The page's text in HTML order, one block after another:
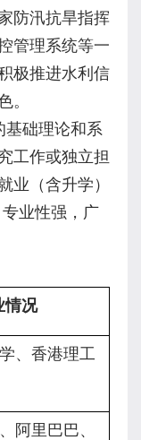
防汛抗旱指挥
管理系统等一
极推进水利信
。
基础理论和系
工作或独立担
业（含升学）
专业性强，广
情况
、香港理工
阿里巴巴、